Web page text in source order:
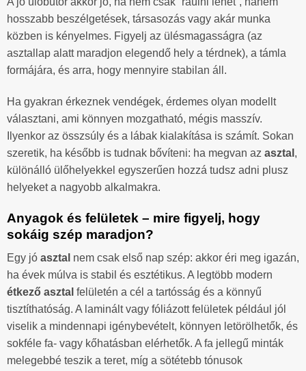
hosszabb beszélgetések, társasozás vagy akár munka
közben is kényelmes. Figyelj az ülésmagasságra (az
asztallap alatt maradjon elegendő hely a térdnek), a támla
formájára, és arra, hogy mennyire stabilan áll.
Ha gyakran érkeznek vendégek, érdemes olyan modellt
választani, ami könnyen mozgatható, mégis masszív.
Ilyenkor az összsúly és a lábak kialakítása is számít. Sokan
szeretik, ha később is tudnak bővíteni: ha megvan az asztal ,
különálló ülőhelyekkel egyszerűen hozzá tudsz adni plusz
helyeket a nagyobb alkalmakra.
Anyagok és felületek – mire figyelj, hogy
sokáig szép maradjon?
Egy jó asztal nem csak első nap szép: akkor éri meg igazán,
ha évek múlva is stabil és esztétikus. A legtöbb modern
étkező asztal felületén a cél a tartósság és a könnyű
tisztíthatóság. A laminált vagy fóliázott felületek például jól
viselik a mindennapi igénybevételt, könnyen letörölhetők, és
sokféle fa- vagy kőhatásban elérhetők. A fa jellegű minták
melegebbé teszik a teret, míg a sötétebb tónusok